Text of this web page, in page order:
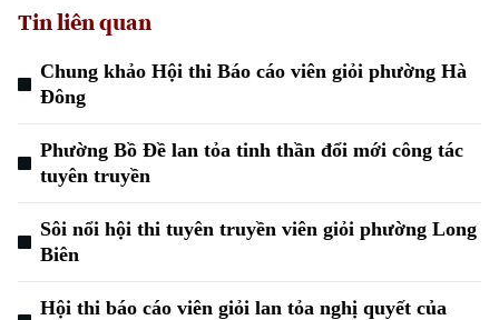
Tin liên quan
Chung khảo Hội thi Báo cáo viên giỏi phường Hà
Đông
Phường Bồ Đề lan tỏa tinh thần đổi mới công tác
tuyên truyền
Sôi nổi hội thi tuyên truyền viên giỏi phường Long
Biên
Hội thi báo cáo viên giỏi lan tỏa nghị quyết của